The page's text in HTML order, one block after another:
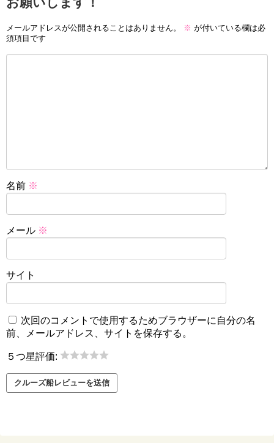
メールアドレスが公開されることはありません。 ※ が付いている欄は必
須項目です
名前 ※
メール ※
サイト
次回のコメントで使用するためブラウザーに自分の名
前、メールアドレス、サイトを保存する。
５つ星評価: